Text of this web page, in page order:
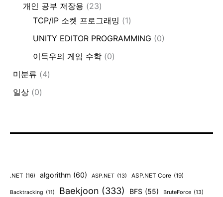
개인 공부 저장용 (23)
TCP/IP 소켓 프로그래밍 (1)
UNITY EDITOR PROGRAMMING (0)
이득우의 게임 수학 (0)
미분류 (4)
일상 (0)
.NET (16) algorithm (60) ASP.NET (13) ASP.NET Core (19)
Backtracking (11) Baekjoon (333) BFS (55) BruteForce (13)